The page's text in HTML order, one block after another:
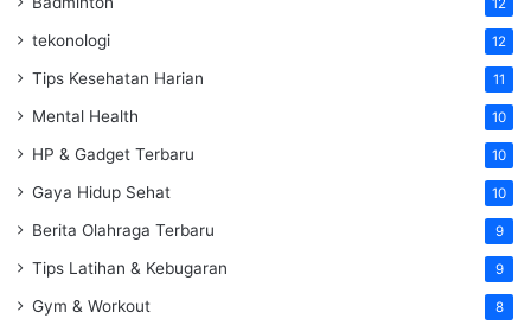
12
tekonologi 12
Tips Kesehatan Harian 11
Mental Health 10
HP & Gadget Terbaru 10
Gaya Hidup Sehat 10
Berita Olahraga Terbaru 9
Tips Latihan & Kebugaran 9
Gym & Workout 8